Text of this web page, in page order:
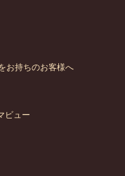
お持ちのお客様へ
ビュー